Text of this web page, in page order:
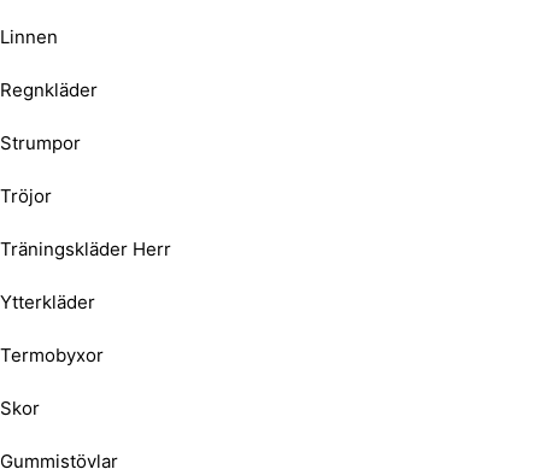
Linnen
Regnkläder
Strumpor
Tröjor
Träningskläder Herr
Ytterkläder
Termobyxor
Skor
Gummistövlar